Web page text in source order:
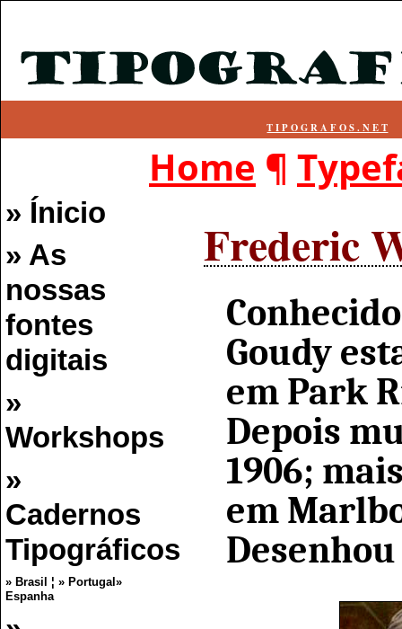
T I P O G R A F O S . N E T
Home ¶
» Ínicio
» As
nossas
fontes
digitais
»
Workshops
»
Cadernos
Tipográficos
» Brasil ¦ » Portugal »
Espanha
Frederic
Goudy
em Park
Depois
1906;
em